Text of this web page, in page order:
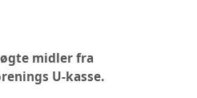
midler fra
U-kasse.